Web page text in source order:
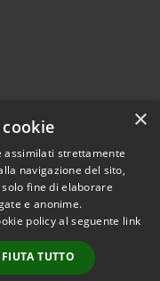
© 2026 • Comune di
Guardia • Powered by
•
Accesso
redazione
×
assimilati strettamente
navigazione del sito,
fine di elaborare
e anonime.
policy al seguente link
TUTTO